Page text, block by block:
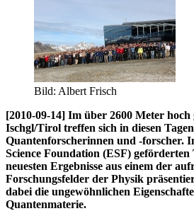
Bild: Albert Frisch
[2010-09-14] Im über 2600 Meter
Ischgl/Tirol treffen sich in diesen
Quantenforscherinnen und -forscher.
Science Foundation (ESF)
neuesten Ergebnisse aus einem der
Forschungsfelder der Physik
dabei die ungewöhnlichen
Quantenmaterie.